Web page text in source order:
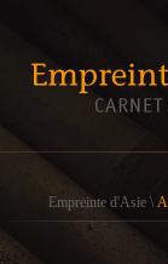
Empreinte d'Asie \